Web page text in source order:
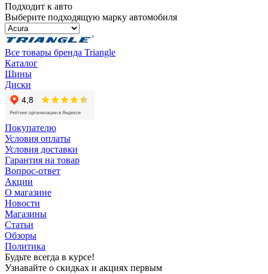
Подходит к авто
Выберите подходящую марку автомобиля
Все товары бренда Triangle
Каталог
Шины
Диски
Покупателю
Условия оплаты
Условия доставки
Гарантия на товар
Вопрос-ответ
Акции
О магазине
Новости
Магазины
Статьи
Обзоры
Политика
Будьте всегда в курсе!
Узнавайте о скидках и акциях первым